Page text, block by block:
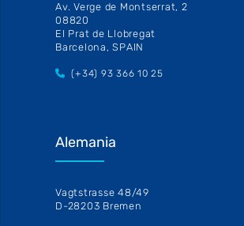
Av. Verge de Montserrat, 2
08820
El Prat de Llobregat
Barcelona, SPAIN
(+34) 93 366 10 25
Alemania
Vagtstrasse 48/49
D-28203 Bremen